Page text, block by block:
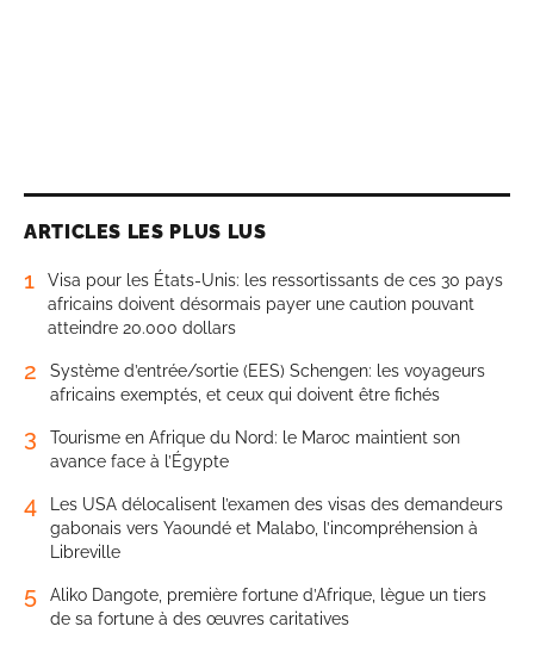
ARTICLES LES PLUS LUS
1
Visa pour les États-Unis: les ressortissants de ces 30 pays
africains doivent désormais payer une caution pouvant
atteindre 20.000 dollars
2
Système d’entrée/sortie (EES) Schengen: les voyageurs
africains exemptés, et ceux qui doivent être fichés
3
Tourisme en Afrique du Nord: le Maroc maintient son
avance face à l’Égypte
4
Les USA délocalisent l’examen des visas des demandeurs
gabonais vers Yaoundé et Malabo, l’incompréhension à
Libreville
5
Aliko Dangote, première fortune d’Afrique, lègue un tiers
de sa fortune à des œuvres caritatives